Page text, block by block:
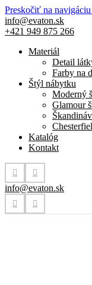
Preskočiť na navigáciu
info@evaton.sk
+421 949 875 266
Materiál
Detail
Farby na
Štýl nábytku
Moderný
Glamour
Katalóg
Kontakt
info@evaton.sk